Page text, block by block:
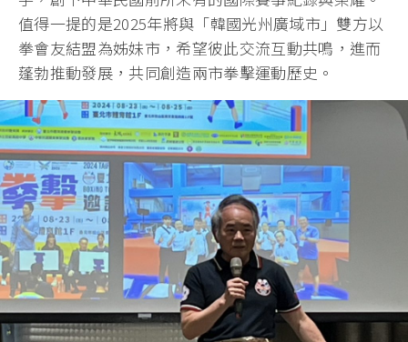
值得一提的是2025年將與「韓國光州廣域市」雙方以
拳會友結盟為姊妹市，希望彼此交流互動共鳴，進而
蓬勃推動發展，共同創造兩市拳擊運動歷史。